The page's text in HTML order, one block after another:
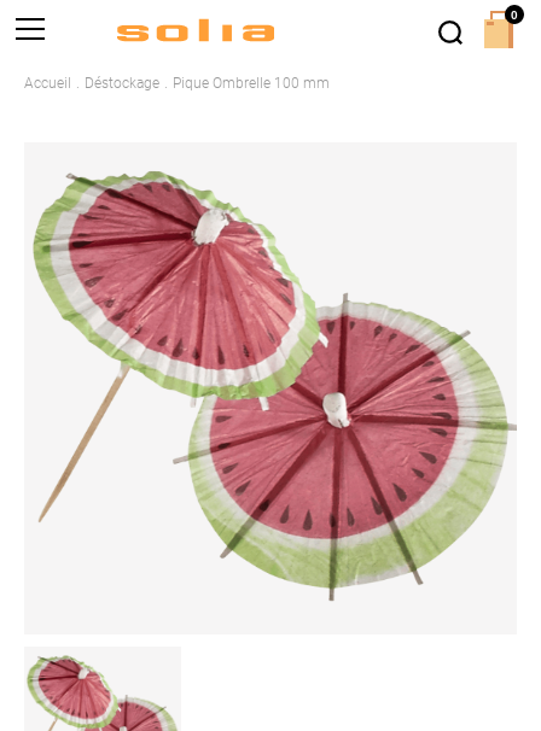
Accueil Déstockage Pique Ombrelle 100 mm
0